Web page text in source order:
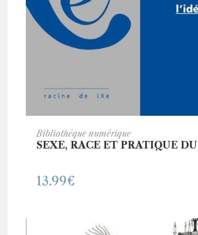
ACHETER CE
Bibliothèque numérique
SEXE, RACE ET PRATIQUE
13.99€